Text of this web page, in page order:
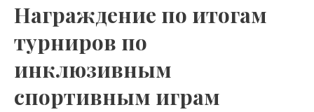
Награждение по итогам
турниров по
инклюзивным
спортивным играм